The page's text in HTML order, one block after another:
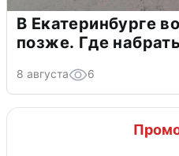
В Екатеринбурге
позже. Где
8 августа 6